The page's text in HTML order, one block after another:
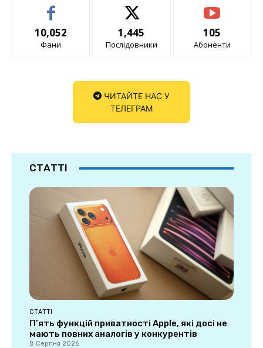
10,052
Фани
1,445
Послідовники
105
Абоненти
ЧИТАЙТЕ НАС У
ТЕЛЕГРАМ
СТАТТІ
СТАТТІ
П’ять функцій приватності Apple, які досі не
мають повних аналогів у конкурентів
8 Серпня 2026